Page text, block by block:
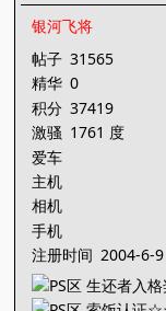
银河飞将
帖子 31565
精华 0
积分 37419
激骚 1761 度
爱车
主机
相机
手机
注册时间 2004-6-9